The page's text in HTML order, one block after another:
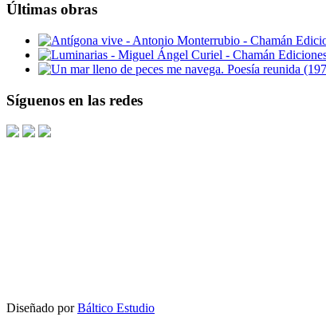
Últimas obras
Síguenos en las redes
Diseñado porBáltico Estudio